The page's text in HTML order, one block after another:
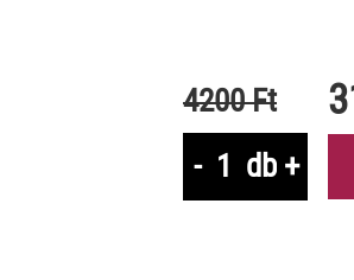
4200 Ft
-
db +